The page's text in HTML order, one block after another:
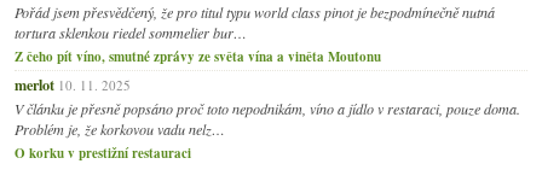
Pořád jsem přesvědčený, že pro titul typu world class pinot je bezpodmínečně nutná
tortura sklenkou riedel sommelier bur…
Z čeho pít víno, smutné zprávy ze světa vína a viněta Moutonu
merlot 10. 11. 2025
V článku je přesně popsáno proč toto nepodnikám, víno a jídlo v restaraci, pouze doma.
Problém je, že korkovou vadu nelz…
O korku v prestižní restauraci